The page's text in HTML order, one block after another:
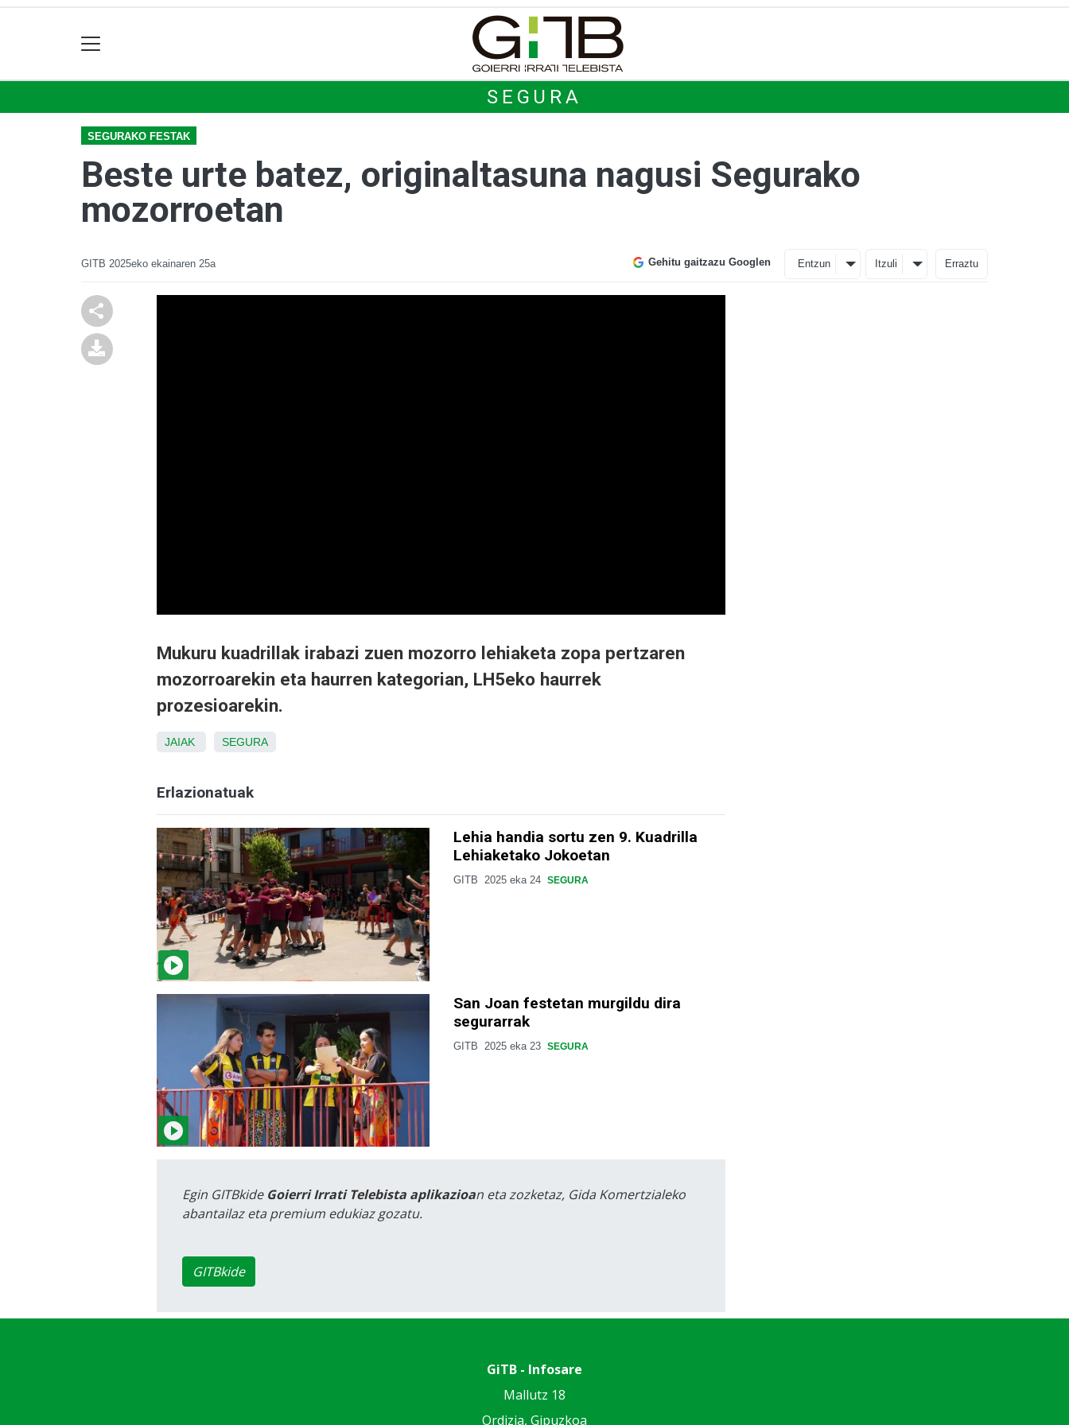
SEGURA
SEGURAKO FESTAK
Beste urte batez, originaltasuna nagusi Segurako
mozorroetan
GITB 2025eko ekainaren 25a Gehitu gaitzazu Googlen Entzun Itzuli Erraztu
Mukuru kuadrillak irabazi zuen mozorro lehiaketa zopa pertzaren
mozorroarekin eta haurren kategorian, LH5eko haurrek
prozesioarekin.
JAIAK SEGURA
Erlazionatuak
Lehia handia sortu zen 9. Kuadrilla
Lehiaketako Jokoetan
GITB 2025 eka 24 SEGURA
San Joan festetan murgildu dira
segurarrak
GITB 2025 eka 23 SEGURA
Egin GITBkide Goierri Irrati Telebista aplikazioan eta zozketaz, Gida Komertzialeko
abantailaz eta premium edukiaz gozatu.
GITBkide
GiTB - Infosare
Mallutz 18
Ordizia, Gipuzkoa